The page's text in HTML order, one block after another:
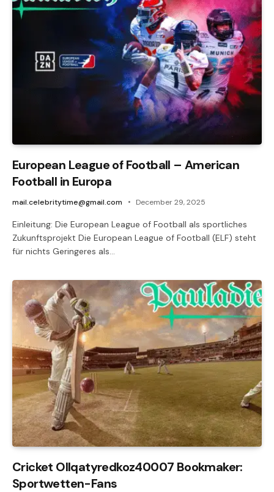
European League of Football – American
Football in Europa
mail.celebritytime@gmail.com December 29, 2025
Einleitung: Die European League of Football als sportliches
Zukunftsprojekt Die European League of Football (ELF) steht
für nichts Geringeres als…
Cricket Ollqatyredkoz40007 Bookmaker:
Sportwetten-Fans